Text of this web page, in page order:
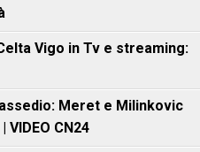
Vigo in Tv e streaming:
Meret e Milinkovic
CN24